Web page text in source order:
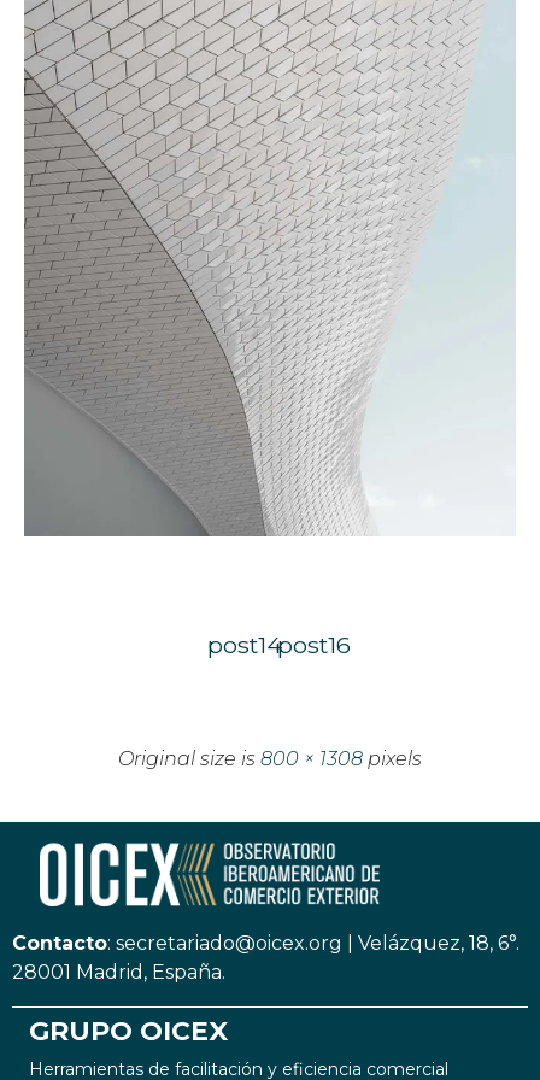
post14post16
Original size is 800 × 1308 pixels
Contacto: secretariado@oicex.org
Velázquez, 18, 6°.
28001 Madrid, España.
GRUPO OICEX
Herramientas de facilitación y eficiencia comercial